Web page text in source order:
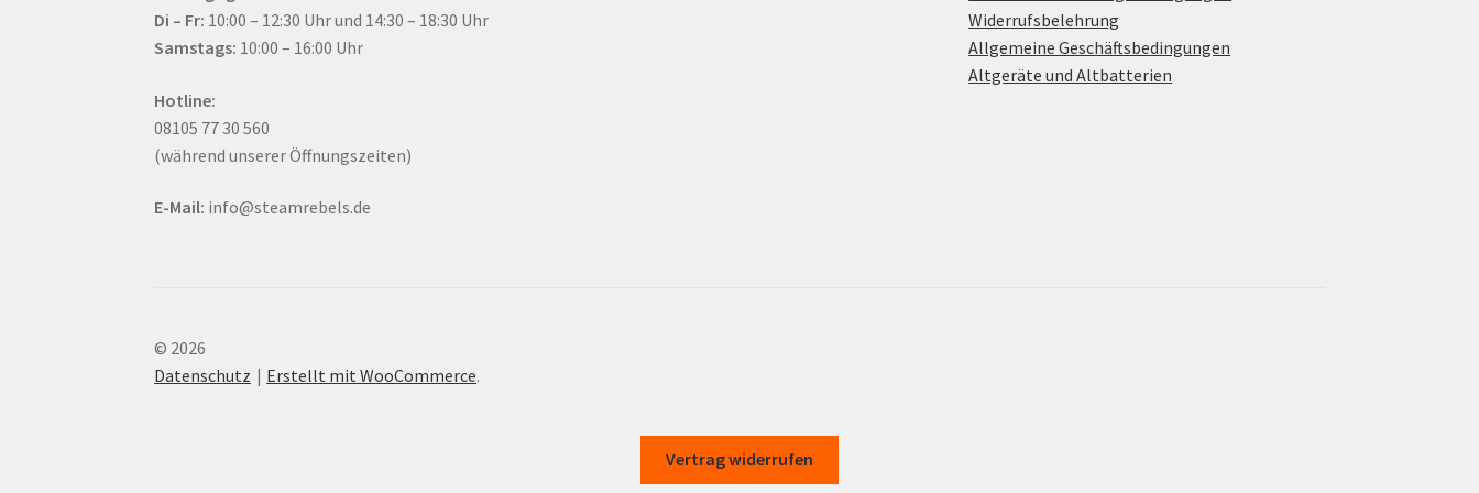
Di – Fr: 10:00 – 12:30 Uhr und 14:30 – 18:30 Uhr
Samstags: 10:00 – 16:00 Uhr
Hotline:
08105 77 30 560
(während unserer Öffnungszeiten)
E-Mail: info@steamrebels.de
Widerrufsbelehrung
Allgemeine Geschäftsbedingungen
Altgeräte und Altbatterien
© 2026
Datenschutz
Erstellt mit WooCommerce.
Vertrag widerrufen